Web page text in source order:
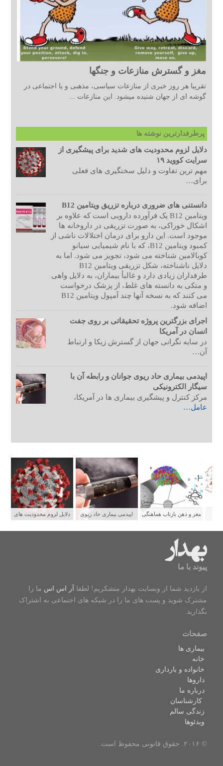
مغز و گسترش منازعات و جنگها
تقریبا هر روز خبری از منازعات سیاسی، مذهبی و یا اجتماعی در
گوشه ای از جهان شنیده میشود. این منازعات ...
پرطرفدارترین نوشته ها
دلایل لزوم محدودیت های شدید برای پیشگیری از
سرایت کووید ۱۹
مهم ترین تفاوت و دلیل سختگیری های فعلی
برای…
دانستنی های ضروری درباره تزریق ویتامین B12
ویتامین B12 یک فرآورده دارویی است که علاوه بر
اشکال خوراکی، به صورت تزریقی در داروخانه ها
موجود است. این دارو برای درمان اختلالات ناشی از
کمبود ویتامین B12، که با نام شیمیایی سیانو
کوبالامین شناخته می شود، تجویز می شود. اما به
دلایل ناشناخته، شکل تزریقی ویتامین B12
طرفداران زیادی دارد و غالبأ بیماران، به دلایل واهی
و متکی به دانسته های غلط، از پزشک درخواست
می کنند که به نسخه آنها چند آمپول ویتامین B12
اضافه شود.
اجرای بزرگترین پروژه تحقیقاتی بر روی جفت
انسان در آمریکا
در سایه نگرانی جهان از گسترش زیکا و ارتباط
آن…
اپیدمی بیماری حاد ریوی جوانان و رابطه آن با
سیگار الکترونیکی
مرکز کنترل و پیشگیری بیماری ها در آمریکا،
عامل…
دلایل لزوم محدودیت های
اپیدمی بیماری حاد ریوی
مغز و ذهن بازتاب هماهنگی
پیوند با ما
از بازدید شما از وبسایت بهدار متشکریم! لطفا آر اس اس ما را
مشترک شوید و پست های ما را در شبکه های اجتماعی به اشتراک
بگذارید.
صفحات
بیماری ها
خانه
خانواده و بارداری
داروها
درباره ما
کارشناسان
زندگی سالم
ویدئوها
© ۲۰۱۶. حقوق قانونی محفوظ است.